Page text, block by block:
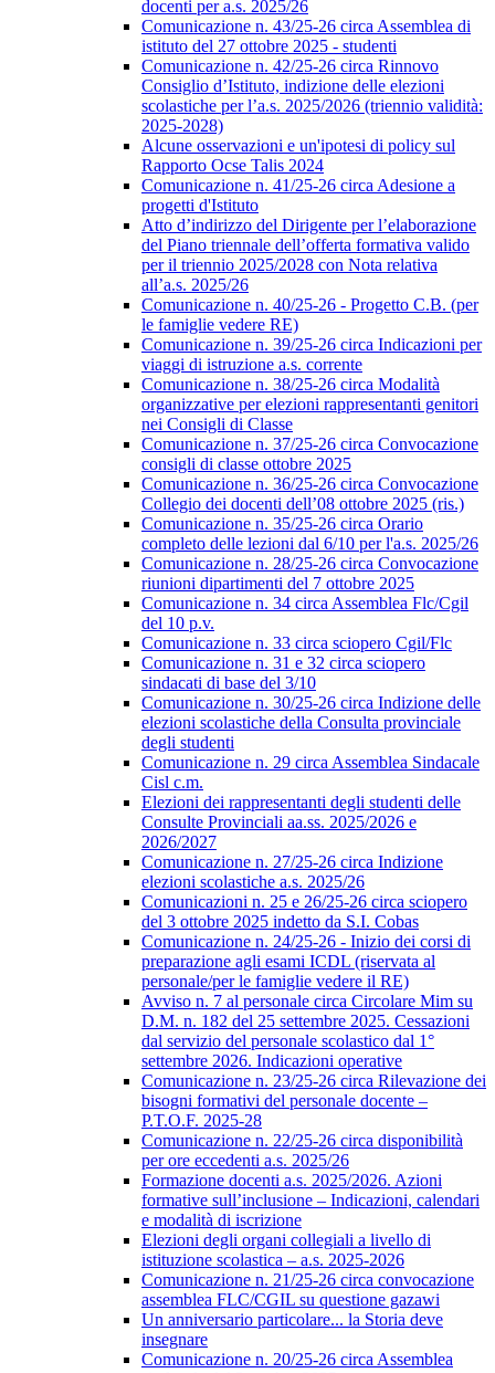
docenti per a.s. 2025/26
Comunicazione n. 43/25-26 circa Assemblea di
istituto del 27 ottobre 2025 - studenti
Comunicazione n. 42/25-26 circa Rinnovo
Consiglio d’Istituto, indizione delle elezioni
scolastiche per l’a.s. 2025/2026 (triennio validità:
2025-2028)
Alcune osservazioni e un'ipotesi di policy sul
Rapporto Ocse Talis 2024
Comunicazione n. 41/25-26 circa Adesione a
progetti d'Istituto
Atto d’indirizzo del Dirigente per l’elaborazione
del Piano triennale dell’offerta formativa valido
per il triennio 2025/2028 con Nota relativa
all’a.s. 2025/26
Comunicazione n. 40/25-26 - Progetto C.B. (per
le famiglie vedere RE)
Comunicazione n. 39/25-26 circa Indicazioni per
viaggi di istruzione a.s. corrente
Comunicazione n. 38/25-26 circa Modalità
organizzative per elezioni rappresentanti genitori
nei Consigli di Classe
Comunicazione n. 37/25-26 circa Convocazione
consigli di classe ottobre 2025
Comunicazione n. 36/25-26 circa Convocazione
Collegio dei docenti dell’08 ottobre 2025 (ris.)
Comunicazione n. 35/25-26 circa Orario
completo delle lezioni dal 6/10 per l'a.s. 2025/26
Comunicazione n. 28/25-26 circa Convocazione
riunioni dipartimenti del 7 ottobre 2025
Comunicazione n. 34 circa Assemblea Flc/Cgil
del 10 p.v.
Comunicazione n. 33 circa sciopero Cgil/Flc
Comunicazione n. 31 e 32 circa sciopero
sindacati di base del 3/10
Comunicazione n. 30/25-26 circa Indizione delle
elezioni scolastiche della Consulta provinciale
degli studenti
Comunicazione n. 29 circa Assemblea Sindacale
Cisl c.m.
Elezioni dei rappresentanti degli studenti delle
Consulte Provinciali aa.ss. 2025/2026 e
2026/2027
Comunicazione n. 27/25-26 circa Indizione
elezioni scolastiche a.s. 2025/26
Comunicazioni n. 25 e 26/25-26 circa sciopero
del 3 ottobre 2025 indetto da S.I. Cobas
Comunicazione n. 24/25-26 - Inizio dei corsi di
preparazione agli esami ICDL (riservata al
personale/per le famiglie vedere il RE)
Avviso n. 7 al personale circa Circolare Mim su
D.M. n. 182 del 25 settembre 2025. Cessazioni
dal servizio del personale scolastico dal 1°
settembre 2026. Indicazioni operative
Comunicazione n. 23/25-26 circa Rilevazione dei
bisogni formativi del personale docente –
P.T.O.F. 2025-28
Comunicazione n. 22/25-26 circa disponibilità
per ore eccedenti a.s. 2025/26
Formazione docenti a.s. 2025/2026. Azioni
formative sull’inclusione – Indicazioni, calendari
e modalità di iscrizione
Elezioni degli organi collegiali a livello di
istituzione scolastica – a.s. 2025-2026
Comunicazione n. 21/25-26 circa convocazione
assemblea FLC/CGIL su questione gazawi
Un anniversario particolare... la Storia deve
insegnare
Comunicazione n. 20/25-26 circa Assemblea